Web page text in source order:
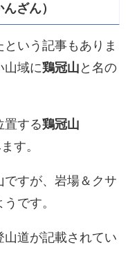
ざん）
いう記事もありま
山域に鶏冠山 と名の
置する鶏冠山
す。
すが、岩場＆クサ
です。
道が記載されてい